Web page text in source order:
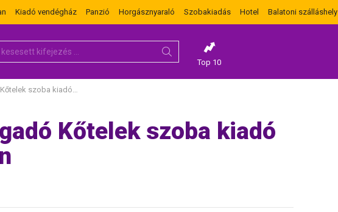
Kiadó vendégház Panzió Horgásznyaraló Szobakiadás Hotel Balatoni szálláshely
for:
Top 10
kiadó a Tisza partján
Kőtelek szoba kiadó